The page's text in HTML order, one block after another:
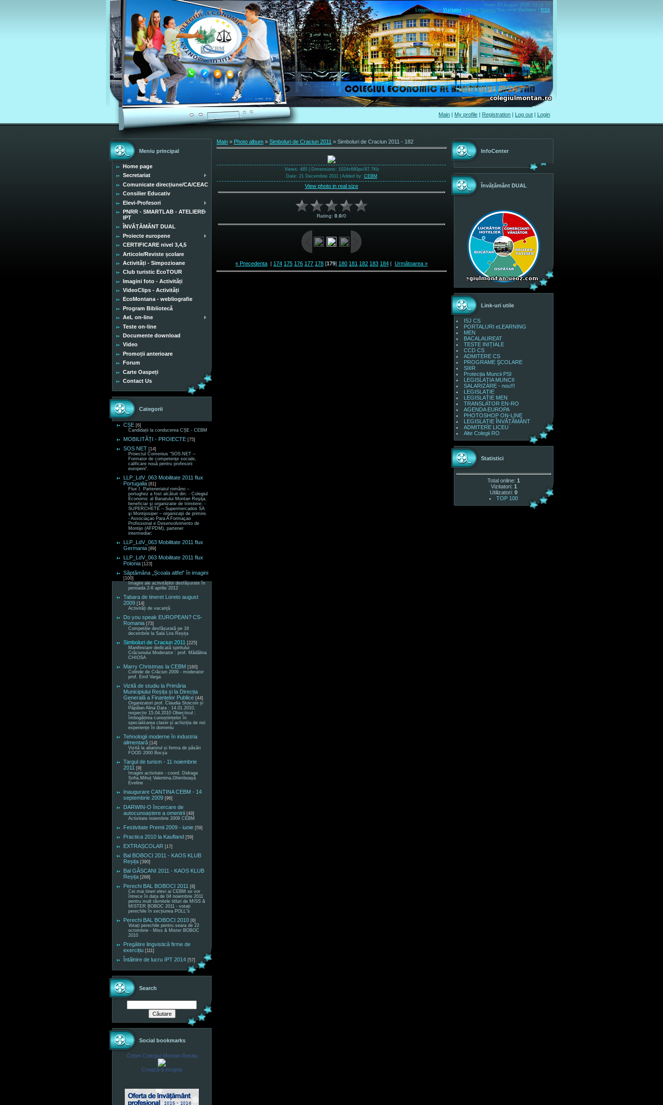
Vineri, 07 August 2026, 13.18.12
Logged in as Vizitator Group "Guests" Bun venit Vizitator RSS
Main | My profile | Registration | Log out | Login
Meniu principal
Home page
Secretariat
Comunicate direcțiune/CA/CEAC
Consilier Educativ
Elevi-Profesori
PNRR - SMARTLAB - ATELIERE
IPT
ÎNVĂȚĂMÂNT DUAL
Proiecte europene
CERTIFICARE nivel 3,4,5
Articole/Reviste școlare
Activități - Simpozioane
Club turistic EcoTOUR
Imagini foto - Activități
VideoClips - Activități
EcoMontana - webliografie
Program Bibliotecă
AeL on-line
Teste on-line
Documente download
Video
Promoții anterioare
Forum
Carte Oaspeți
Contact Us
Categorii
CȘE [6]
Candidații la conducerea CȘE - CEBM
MOBILITĂȚI - PROIECTE [75]
SOS NET [14]
Proiectul Comenius “SOS.NET –
Formator de competenţe sociale,
calificare nouă pentru profesorii
europeni“.
LLP_LdV_063 Mobilitate 2011 flux
Portugalia [81]
Flux I. Parteneriatul româno –
portughez a fost alcătuit din: - Colegiul
Economic al Banatului Montan Reşiţa,
beneficiar şi organizatie de trimitere; -
SUPERCHETE – Supermercados SA
şi Montijosiper – organizaţii de primire.
- Associaçao Para A Formaçao
Profissional e Desenvolvimento de
Montijo (AFPDM), partener
intermediar;
LLP_LdV_063 Mobilitate 2011 flux
Germania [89]
LLP_LdV_063 Mobilitate 2011 flux
Polonia [123]
Săptămâna „Școala altfel” în imagini
[100]
Imagini ale activităților desfășurate în
perioada 2-6 aprilie 2012
Tabara de tineret Loreto august
2009 [14]
Activități de vacanță
Do you speak EUROPEAN? CS-
Romania [73]
Competiție desfășurată pe 16
decembrie la Sala Lira Reșița
Simboluri de Craciun 2011 [225]
Manifestare dedicată spiritului
Crăciunului Moderator : prof. Mădălina
CHIOSA
Marry Christmas la CEBM [160]
Colinde de Crăciun 2009 - moderator
prof. Emil Varga
Vizită de studiu la Primăria
Municipiului Reșița și la Direcția
Generală a Finanțelor Publice [44]
Organizatori prof. Claudia Stoiconi și
Păpălan Alina Data : 14.01.2010,
respectiv 15.04.2010 Obiectivul :
îmbogățirea cunoștiințelor în
specializarea clasei și achiziția de noi
experiențe în domeniu
Tehnologii moderne în industria
alimentară [14]
Vizită la abatorul și ferma de păsări
FOOD 2000 Bocșa
Targul de turism - 11 noiembrie
2011 [9]
Imagini activitate - coord. Didraga
Sofia,Mihuț Valentina,Ghimboașă
Eveline
Inaugurare CANTINA CEBM - 14
septembrie 2009 [96]
DARWIN-O încercare de
autocunoaștere a omenirii [49]
Activitate noiembrie 2009 CEBM
Festivitate Premii 2009 - iunie [59]
Practica 2010 la Kaufland [59]
EXTRAȘCOLAR [17]
Bal BOBOCI 2011 - KAOS KLUB
Reșița [390]
Bal GÂSCANI 2011 - KAOS KLUB
Reșița [268]
Perechi BAL BOBOCI 2011 [8]
Cei mai tineri elevi ai CEBM se vor
întrece în data de 04 noiembrie 2011
pentru mult râvnitele titluri de MISS &
MISTER BOBOC 2011 - votați
perechile în secțiunea POLL"s
Perechi BAL BOBOCI 2010 [6]
Votați perechile pentru seara de 22
octombrie - Miss & Mister BOBOC
2010
Pregătire lingvistică firme de
exercițiu [111]
Întâlnire de lucru IPT 2014 [57]
Search
Social bookmarks
Cebm Colegiul Montan Resita
Crează-ţi insigna
Main » Photo album » Simboluri de Craciun 2011 » Simboluri de Craciun 2011 - 182
Views: 485 | Dimensions: 1024x680px/87.7Kb
Date: 21 Decembrie 2011 | Added by: CEBM
View photo in real size
Rating: 0.0/0
« Precedenta | 174 175 176 177 178 [179] 180 181 182 183 184 | Următoarea »
InfoCenter
Învățământ DUAL
Link-uri utile
ISJ CS
PORTALURI eLEARNING
MEN
BACALAUREAT
TESTE INIȚIALE
CCD CS
ADMITERE CS
PROGRAME ŞCOLARE
SIIIR
Protecția Muncii PSI
LEGISLAȚIA MUNCII
SALARIZARE - nou!!!
LEGISLAȚIE
LEGISLAȚIE MEN
TRANSLATOR EN-RO
AGENDA EUROPA
PHOTOSHOP ON-LINE
LEGISLAȚIE ÎNVĂȚĂMÂNT
ADMITERE LICEU
Alte Colegii RO
Statistici
Total online: 1
Vizitatori: 1
Utilizatori: 0
TOP 100